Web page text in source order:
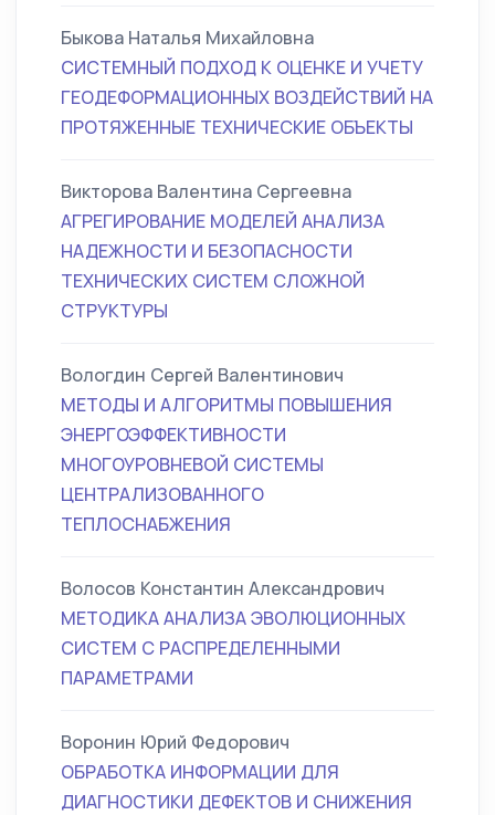
Быкова Наталья Михайловна
СИСТЕМНЫЙ ПОДХОД К ОЦЕНКЕ И УЧЕТУ
ГЕОДЕФОРМАЦИОННЫХ ВОЗДЕЙСТВИЙ НА
ПРОТЯЖЕННЫЕ ТЕХНИЧЕСКИЕ ОБЪЕКТЫ
Викторова Валентина Сергеевна
АГРЕГИРОВАНИЕ МОДЕЛЕЙ АНАЛИЗА
НАДЕЖНОСТИ И БЕЗОПАСНОСТИ
ТЕХНИЧЕСКИХ СИСТЕМ СЛОЖНОЙ
СТРУКТУРЫ
Вологдин Сергей Валентинович
МЕТОДЫ И АЛГОРИТМЫ ПОВЫШЕНИЯ
ЭНЕРГОЭФФЕКТИВНОСТИ
МНОГОУРОВНЕВОЙ СИСТЕМЫ
ЦЕНТРАЛИЗОВАННОГО
ТЕПЛОСНАБЖЕНИЯ
Волосов Константин Александрович
МЕТОДИКА АНАЛИЗА ЭВОЛЮЦИОННЫХ
СИСТЕМ С РАСПРЕДЕЛЕННЫМИ
ПАРАМЕТРАМИ
Воронин Юрий Федорович
ОБРАБОТКА ИНФОРМАЦИИ ДЛЯ
ДИАГНОСТИКИ ДЕФЕКТОВ И СНИЖЕНИЯ